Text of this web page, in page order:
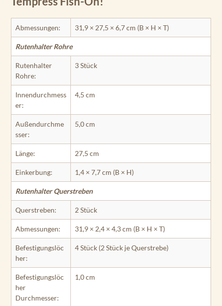
Abmessungen: 31,9 × 27,5 × 6,7 cm (B × H × T)
Rutenhalter Rohre
Rutenhalter
Rohre:
3 Stück
Innendurchmess
er:
4,5 cm
Außendurchme
sser:
5,0 cm
Länge: 27,5 cm
Einkerbung: 1,4 × 7,7 cm (B × H)
Rutenhalter Querstreben
Querstreben: 2 Stück
Abmessungen: 31,9 × 2,4 × 4,3 cm (B × H × T)
Befestigungslöc
her:
4 Stück (2 Stück je Querstrebe)
Befestigungslöc
her
Durchmesser:
1,0 cm